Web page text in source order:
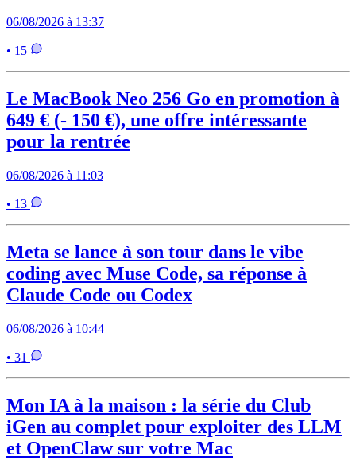
06/08/2026 à 13:37
• 15
Le MacBook Neo 256 Go en promotion à
649 € (- 150 €), une offre intéressante
pour la rentrée
06/08/2026 à 11:03
• 13
Meta se lance à son tour dans le vibe
coding avec Muse Code, sa réponse à
Claude Code ou Codex
06/08/2026 à 10:44
• 31
Mon IA à la maison : la série du Club
iGen au complet pour exploiter des LLM
et OpenClaw sur votre Mac